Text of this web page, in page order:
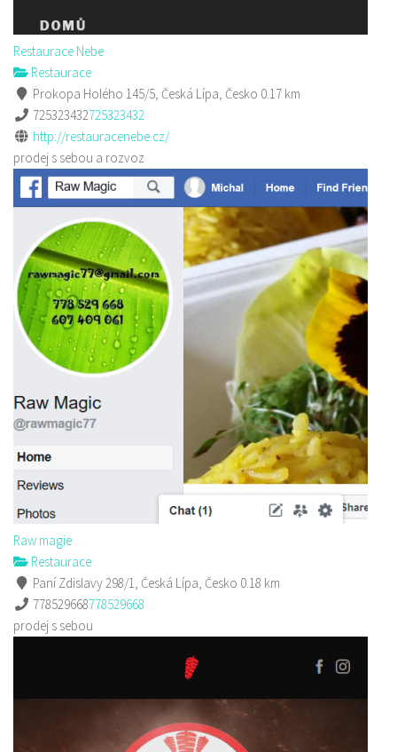
Restaurace Nebe
Restaurace
Prokopa Holého 145/5, Česká Lípa, Česko 0.17 km
725323432725323432
http://restauracenebe.cz/
prodej s sebou a rozvoz
Raw magie
Restaurace
Paní Zdislavy 298/1, Česká Lípa, Česko 0.18 km
778529668778529668
prodej s sebou